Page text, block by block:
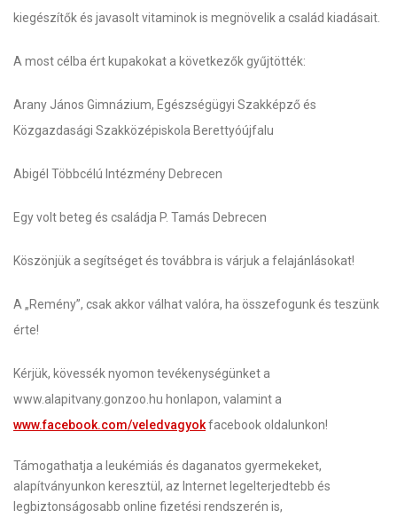
kiegészítők és javasolt vitaminok is megnövelik a család kiadásait.
A most célba ért kupakokat a következők gyűjtötték:
Arany János Gimnázium, Egészségügyi Szakképző és
Közgazdasági Szakközépiskola Berettyóújfalu
Abigél Többcélú Intézmény Debrecen
Egy volt beteg és családja P. Tamás Debrecen
Köszönjük a segítséget és továbbra is várjuk a felajánlásokat!
A „Remény”, csak akkor válhat valóra, ha összefogunk és teszünk
érte!
Kérjük, kövessék nyomon tevékenységünket a
www.alapitvany.gonzoo.hu honlapon, valamint a
www.facebook.com/veledvagyokfacebook oldalunkon!
Támogathatja a leukémiás és daganatos gyermekeket,
alapítványunkon keresztül, az Internet legelterjedtebb és
legbiztonságosabb online fizetési rendszerén is,